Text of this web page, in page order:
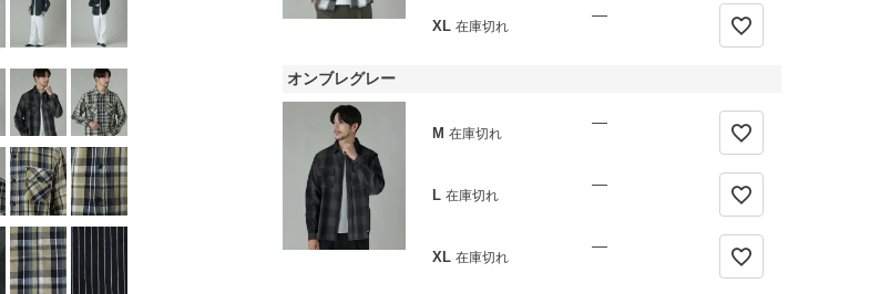
XL 在庫切れ
—
オンブレグレー
M 在庫切れ
—
L 在庫切れ
—
XL 在庫切れ
—